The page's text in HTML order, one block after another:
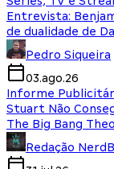
Entrevista:
de dualidade de
Pedro Siqueira
03.ago.26
Informe
Stuart Não
The Big Bang
Redação